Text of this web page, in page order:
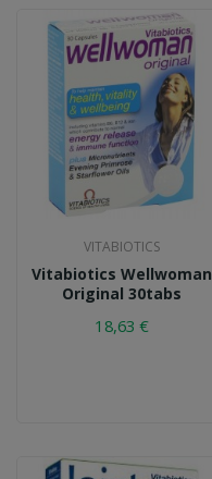
VITABIOTICS
Vitabiotics Wellwoman
Original 30tabs
18,63 €